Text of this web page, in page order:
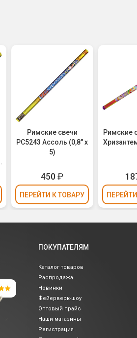
Римские свечи
РС5243 Ассоль (0,8" х
5)
450₽
ПЕРЕЙТИ К ТОВАРУ
Римские
ПЕРЕЙТИ
ПОКУПАТЕЛЯМ
Каталог товаров
Распродажа
Новинки
Фейерверк-шоу
Оптовый прайс
Наши магазины
Регистрация